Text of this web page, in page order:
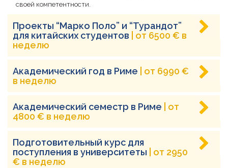
своей компетентности.
Проекты “Марко Поло” и “Турандот”
для китайских студентов
| от 6500 € в
неделю
Академический год в Риме
| от 6990 €
в неделю
Академический семестр в Риме
| от
4800 € в неделю
Подготовительный курс для
поступления в университеты
| от 2950
€ в неделю